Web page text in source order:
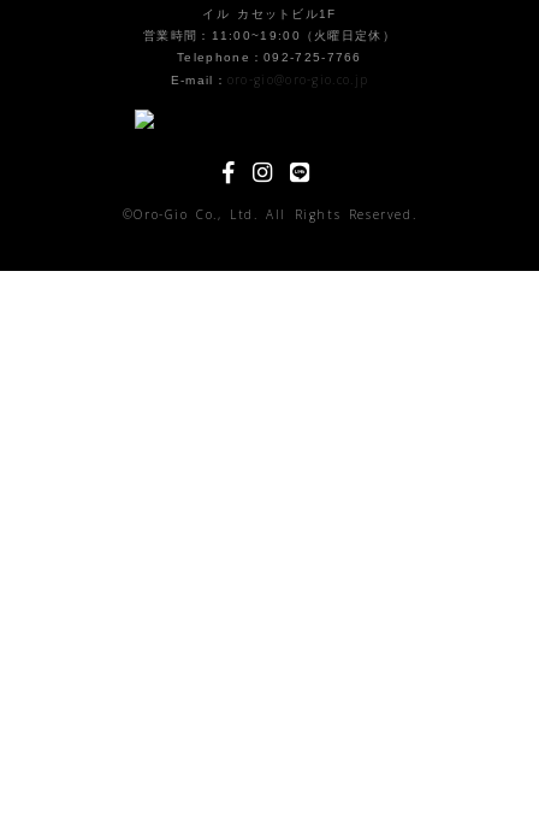
イル カセットビル1F
営業時間：11:00~19:00（火曜日定休）
Telephone：092-725-7766
E-mail： oro-gio@oro-gio.co.jp
©Oro-Gio Co., Ltd. All Rights Reserved.